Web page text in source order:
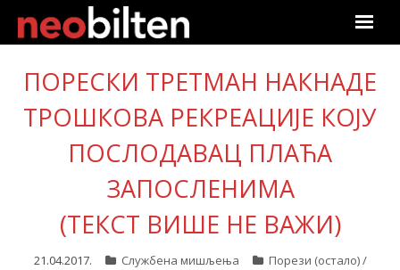
Почетна
Претрага
Актуелно
Линкови
ПОРЕСКИ ТРЕТМАН НАКНАДЕ
ТРОШКОВА РЕКРЕАЦИЈЕ КОЈУ
ПОСЛОДАВАЦ ПЛАЋА
ЗАПОСЛЕНИМА
(ТЕКСТ ВИШЕ НЕ ВАЖИ)
21.04.2017. Службена мишљења
Порези (остало) /